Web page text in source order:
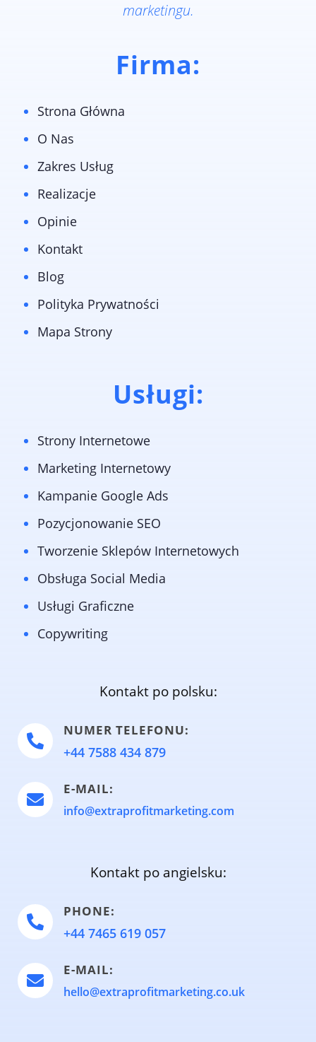
marketingu.
Firma:
Strona Główna
O Nas
Zakres Usług
Realizacje
Opinie
Kontakt
Blog
Polityka Prywatności
Mapa Strony
Usługi:
Strony Internetowe
Marketing Internetowy
Kampanie Google Ads
Pozycjonowanie SEO
Tworzenie Sklepów Internetowych
Obsługa Social Media
Usługi Graficzne
Copywriting
Kontakt po polsku:

NUMER TELEFONU:
+44 7588 434 879

E-MAIL:
info@extraprofitmarketing.com
Kontakt po angielsku:

PHONE:
+44 7465 619 057

E-MAIL:
hello@extraprofitmarketing.co.uk